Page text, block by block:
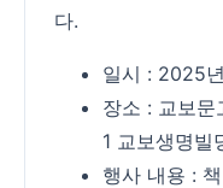
다.
일시 : 2025
장소 : 교보문
1 교보생명빌
행사 내용 :